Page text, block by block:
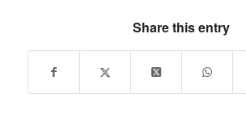
Share this entry